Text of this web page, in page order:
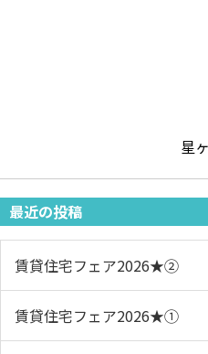
星
最近の投稿
賃貸住宅フェア2026★➁
賃貸住宅フェア2026★①